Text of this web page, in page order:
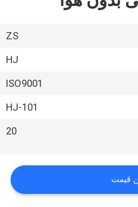
ZS
HJ
ISO9001
HJ-101
20
قیمت